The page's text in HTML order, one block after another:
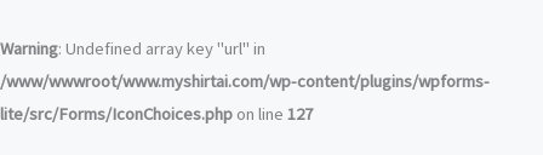
Warning: Undefined array key "url" in
/www/wwwroot/www.myshirtai.com/wp-content/plugins/wpforms-
lite/src/Forms/IconChoices.php on line 127
para
o
conteúdo